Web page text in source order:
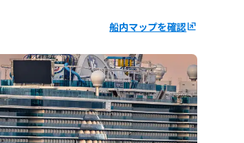
船内マップを確認ungroup